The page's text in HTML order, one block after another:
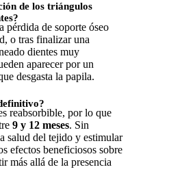
de los triángulos
pérdida de soporte óseo
o tras finalizar una
dientes muy
aparecer por un
desgasta la papila.
reabsorbible, por lo que
9 y 12 meses. Sin
salud del tejido y estimular
efectos beneficiosos sobre
más allá de la presencia